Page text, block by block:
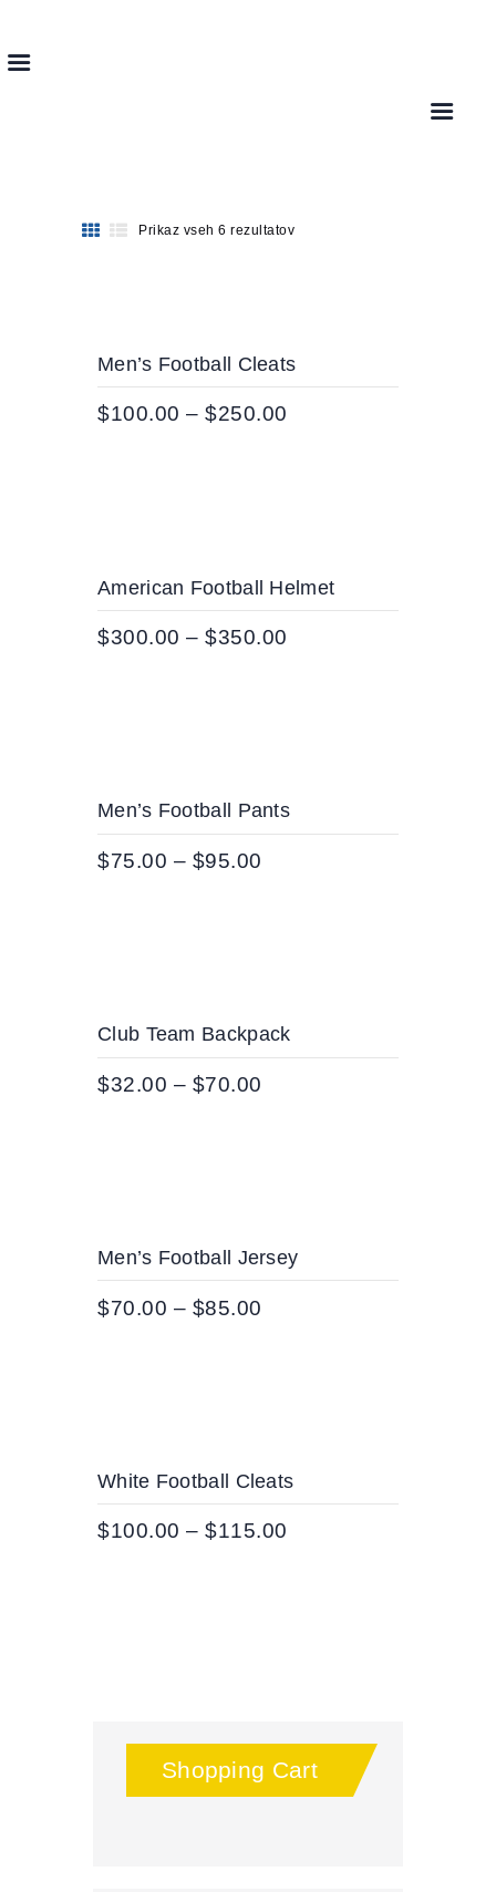
SELEKCIJEPrikaz vseh 6 rezultatov
Men’s Football Cleats
$100.00 – $250.00
American Football Helmet
$300.00 – $350.00
Men’s Football Pants
$75.00 – $95.00
Club Team Backpack
$32.00 – $70.00
Men’s Football Jersey
$70.00 – $85.00
White Football Cleats
$100.00 – $115.00
Shopping Cart